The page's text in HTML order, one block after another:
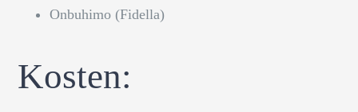
Onbuhimo (Fidella)
Kosten: